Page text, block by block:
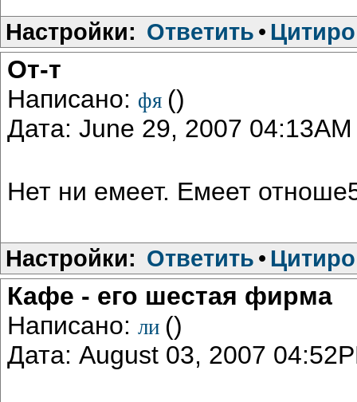
Настройки: Ответить •
От-т
Написано: фя ()
Дата: June 29, 2007 04:13AM
Нет ни емеет. Емеет
Настройки: Ответить •
Кафе - его шестая фирма
Написано: ли ()
Дата: August 03, 2007